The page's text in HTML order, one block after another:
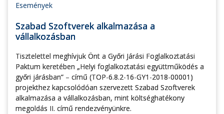
Események
Szabad Szoftverek alkalmazása a
vállalkozásban
Tisztelettel meghívjuk Önt a Győri Járási Foglalkoztatási
Paktum keretében „Helyi foglalkoztatási együttműködés a
győri járásban” – című (TOP-6.8.2-16-GY1-2018-00001)
projekthez kapcsolódóan szervezett Szabad Szoftverek
alkalmazása a vállalkozásban, mint költséghatékony
megoldás II. című rendezvényünkre.